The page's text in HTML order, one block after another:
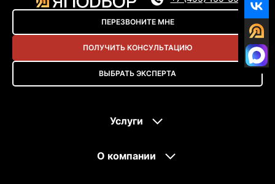
ПЕРЕЗВОНИТЕ МНЕ
ПОЛУЧИТЬ КОНСУЛЬТАЦИЮ
ВЫБРАТЬ ЭКСПЕРТА
Услуги
О компании